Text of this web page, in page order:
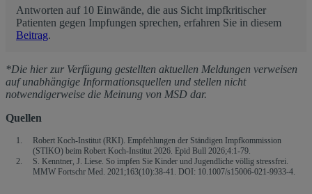
Antworten auf 10 Einwände, die aus Sicht impfkritischer
Patienten gegen Impfungen sprechen, erfahren Sie in diesem
Beitrag.
*Die hier zur Verfügung gestellten aktuellen Meldungen verweisen
auf unabhängige Informationsquellen und stellen nicht
notwendigerweise die Meinung von MSD dar.
Quellen
Robert Koch-Institut (RKI). Empfehlungen der Ständigen Impfkommission
(STIKO) beim Robert Koch-Institut 2026. Epid Bull 2026;4:1-79.
S. Kenntner, J. Liese. So impfen Sie Kinder und Jugendliche völlig stressfrei.
MMW Fortschr Med. 2021;163(10):38-41. DOI: 10.1007/s15006-021-9933-4.